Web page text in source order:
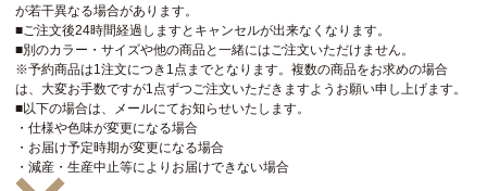
が若干異なる場合があります。
■ご注文後24時間経過しますとキャンセルが出来なくなります。
■別のカラー・サイズや他の商品と一緒にはご注文いただけません。
※予約商品は1注文につき1点までとなります。複数の商品をお求めの場合
は、大変お手数ですが1点ずつご注文いただきますようお願い申し上げます。
■以下の場合は、メールにてお知らせいたします。
・仕様や色味が変更になる場合
・お届け予定時期が変更になる場合
・減産・生産中止等によりお届けできない場合